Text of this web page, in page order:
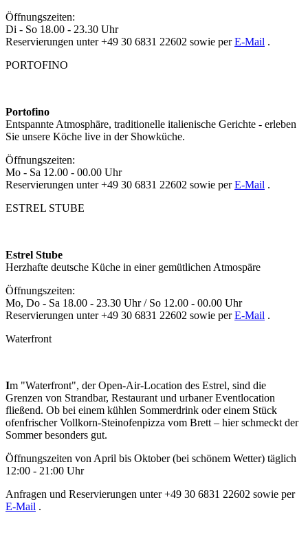
Öffnungszeiten:
Di - So 18.00 - 23.30 Uhr
Reservierungen unter +49 30 6831 22602 sowie perE-Mail .
PORTOFINO
Portofino
Entspannte Atmosphäre, traditionelle italienische Gerichte - erleben
Sie unsere Köche live in der Showküche.
Öffnungszeiten:
Mo - Sa 12.00 - 00.00 Uhr
Reservierungen unter +49 30 6831 22602 sowie perE-Mail .
ESTREL STUBE
Estrel Stube
Herzhafte deutsche Küche in einer gemütlichen Atmospäre
Öffnungszeiten:
Mo, Do - Sa 18.00 - 23.30 Uhr / So 12.00 - 00.00 Uhr
Reservierungen unter +49 30 6831 22602 sowie perE-Mail .
Waterfront
Im "Waterfront", der Open-Air-Location des Estrel, sind die
Grenzen von Strandbar, Restaurant und urbaner Eventlocation
fließend. Ob bei einem kühlen Sommerdrink oder einem Stück
ofenfrischer Vollkorn-Steinofenpizza vom Brett – hier schmeckt der
Sommer besonders gut.
Öffnungszeiten von April bis Oktober (bei schönem Wetter) täglich
12:00 - 21:00 Uhr
Anfragen und Reservierungen unter +49 30 6831 22602 sowie per
E-Mail .